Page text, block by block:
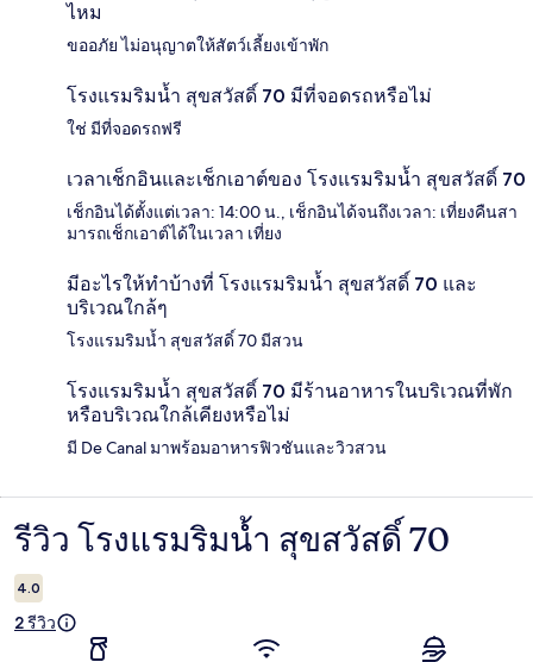
ไหม
ขออภัย ไม่อนุญาตให้สัตว์เลี้ยงเข้าพัก
โรงแรมริมน้ำ สุขสวัสดิ์ 70 มีที่จอดรถหรือไม่
ใช่ มีที่จอดรถฟรี
เวลาเช็กอินและเช็กเอาต์ของ โรงแรมริมน้ำ สุขสวัสดิ์ 70
เช็กอินได้ตั้งแต่เวลา: 14:00 น., เช็กอินได้จนถึงเวลา: เที่ยงคืนสา
มารถเช็กเอาต์ได้ในเวลา เที่ยง
มีอะไรให้ทำบ้างที่ โรงแรมริมน้ำ สุขสวัสดิ์ 70 และ
บริเวณใกล้ๆ
โรงแรมริมน้ำ สุขสวัสดิ์ 70 มีสวน
โรงแรมริมน้ำ สุขสวัสดิ์ 70 มีร้านอาหารในบริเวณที่พัก
หรือบริเวณใกล้เคียงหรือไม่
มี De Canal มาพร้อมอาหารฟิวชันและวิวสวน
รีวิว
รีวิว โรงแรมริมน้ำ สุขสวัสดิ์ 70
4.0
2 รีวิว